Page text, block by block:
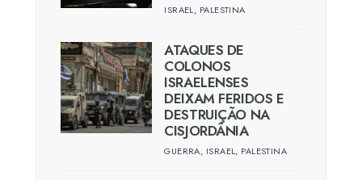
ISRAEL, PALESTINA
ATAQUES DE
COLONOS
ISRAELENSES
DEIXAM FERIDOS E
DESTRUIÇÃO NA
CISJORDÂNIA
GUERRA, ISRAEL, PALESTINA